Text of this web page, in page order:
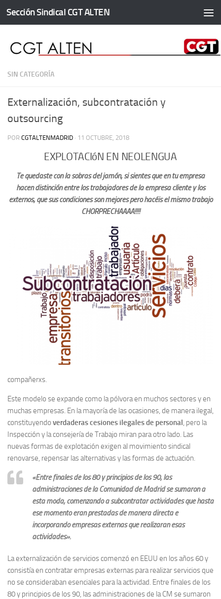
Saltar al contenido
Sección Sindical CGT ALTEN
SIN CATEGORÍA
Externalización, subcontratación y
outsourcing
POR CGTALTENMADRID · 11 OCTUBRE, 2018
EXPLOTACIóN EN NEOLENGUA
Te quedaste con la sobras del jamón, si sientes que en tu empresa
hacen distinción entre los trabajadores de la empresa cliente y los
externos, que sus condiciones son mejores pero hacéis el mismo trabajo
CHORPRECHAAAA!!!!
compañerxs.
Este modelo se expande como la pólvora en muchos sectores y en
muchas empresas. En la mayoría de las ocasiones, de manera ilegal,
constituyendo verdaderas cesiones ilegales de personal, pero la
Inspección y la consejería de Trabajo miran para otro lado. Las
nuevas formas de explotación exigen al movimiento sindical
renovarse, repensar las alternativas y las formas de actuación.
«Entre finales de los 80 y principios de los 90, las
administraciones de la Comunidad de Madrid se sumaron a
esta moda, comenzando a subcontratar actividades que hasta
ese momento eran prestadas de manera directa e
incorporando empresas externas que realizaran esas
actividades».
La externalización de servicios comenzó en EEUU en los años 60 y
consistía en contratar empresas externas para realizar servicios que
no se consideraban esenciales para la actividad. Entre finales de los
80 y principios de los 90, las administraciones de la CM se sumaron